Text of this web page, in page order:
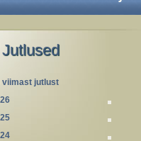
Jutlused
viimast jutlust